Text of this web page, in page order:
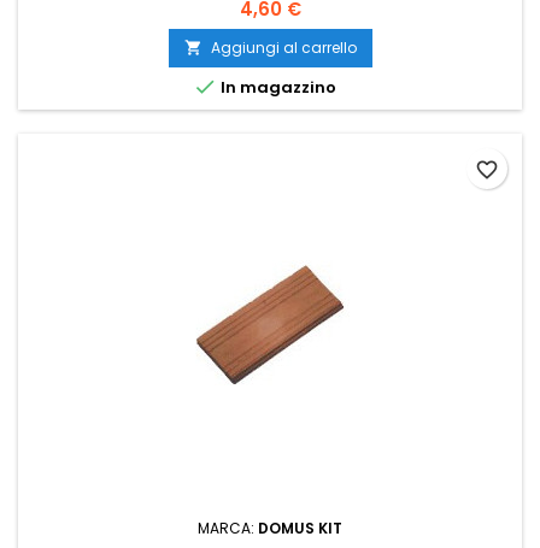
4,60 €
 Aggiungi al carrello
 In magazzino
MARCA: DOMUS KIT
favorite_border